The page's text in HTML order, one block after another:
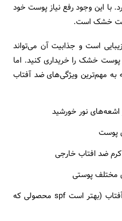
این وجود رفع نیاز پوست خود
خشک است.
است و جذابیت آن می‌تواند
پوست خشک را خریداری کنید. اما
به مهم‌ترین ویژگی‌های ضد آفتاب
نور خورشید
پوست
کرم ضد افتاب خارجی
مختلف پوستی
توانایی بالای کرم ضد آفتاب از لایه‌های پوست خشک در برابر نور آفتاب (بهتر است spf محصولی که